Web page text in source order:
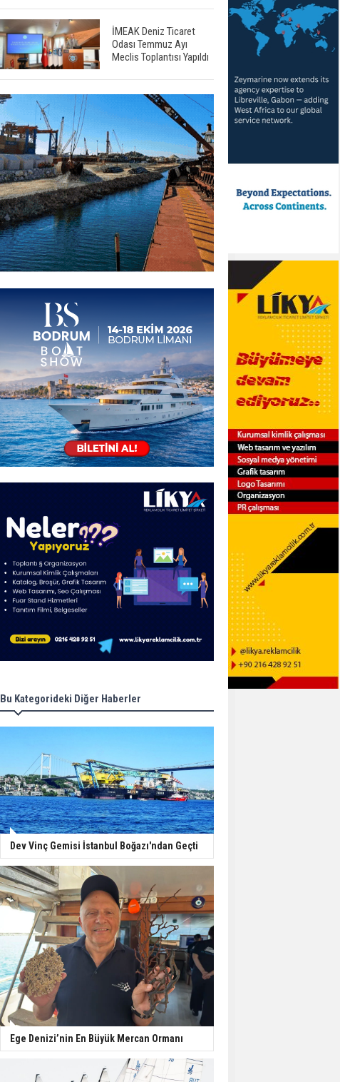
İMEAK Deniz Ticaret
Odası Temmuz Ayı
Meclis Toplantısı Yapıldı
Bu Kategorideki Diğer Haberler
Dev Vinç Gemisi İstanbul Boğazı'ndan Geçti
Ege Denizi’nin En Büyük Mercan Ormanı